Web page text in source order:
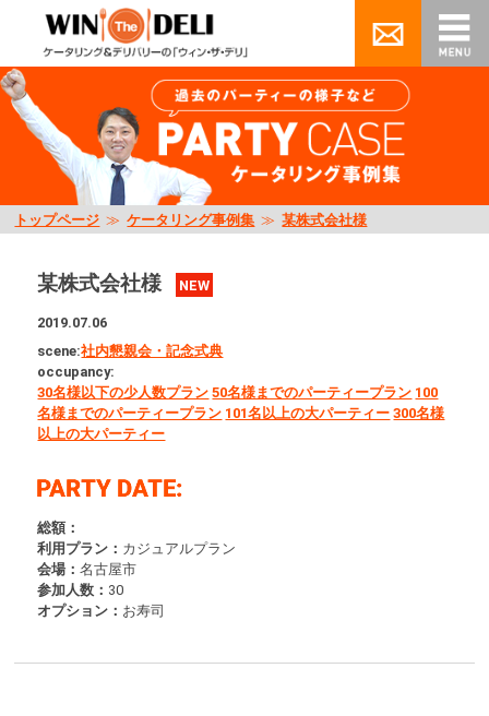
トップページ ≫ケータリング事例集 ≫某株式会社様
某株式会社様 NEW
2019.07.06
scene:社内懇親会・記念式典
occupancy:
30名様以下の少人数プラン 50名様までのパーティープラン 100
名様までのパーティープラン 101名以上の大パーティー 300名様
以上の大パーティー
総額：
利用プラン： カジュアルプラン
会場：名古屋市
参加人数： 30
オプション： お寿司